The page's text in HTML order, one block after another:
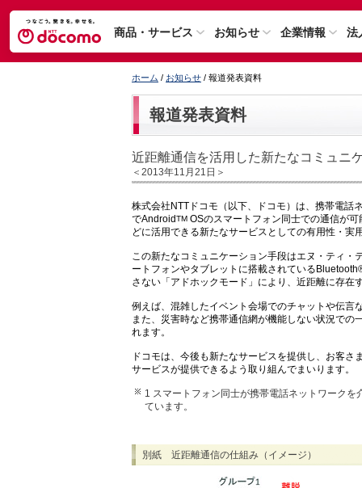
商品・サービス お知らせ 企業情報 法
ホーム / お知らせ / 報道発表資料
報道発表資料
近距離通信を活用した新たなコミュニ
＜2013年11月21日＞
株式会社NTTドコモ（以下、ドコモ）は、携帯電話
でAndroidTM OSのスマートフォン同士での通信が
どに活用できる新たなサービスとしての有用性・実
この新たなコミュニケーション手段はエヌ・ティ
ートフォンやタブレットに搭載されている
さない「アドホックモード」により、近距離に存
例えば、混雑したイベント会場でのチャットや伝言
また、災害時など携帯通信網が機能しない状況で
れます。
ドコモは、今後も新たなサービスを提供し、お客
サービスが提供できるよう取り組んでまいります。
1 スマートフォン同士が携帯電話ネットワーク
ています。
別紙 近距離通信の仕組み（イメージ）